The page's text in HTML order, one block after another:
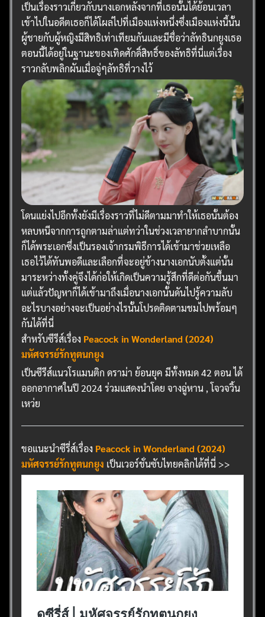
เป็นเรื่องราวเกี่ยวกับนางเอกหลังจากที่เธอนั้นได้ย้อนเวลา
เข้าไปในอดีตเธอก็ได้โผล่ไปที่เมืองแห่งหนึ่งซึ่งเมืองแห่งนี้นั้น
ผู้ชายกับผู้หญิงมีสิทธิเท่าเทียมกันและมีชื่อว่าลัทธินกยูงเธอ
ตอนนี้ได้อยู่ในฐานะของเทิดศักดิ์สิทธิ์ของลัทธิที่นี่แต่เรื่อง
ราวกลับพลิกผันเมื่อจู่ๆลัทธิที่วางไว้
โดนแย่งไปอีกทั้งยังมีเรื่องราวที่ไม่ดีตามมาทำให้เธอนั้นต้อง
หลบหนีจากการถูกตามล่าแต่ทว่าในช่วงเวลายากลำบากนั้น
ก็ได้พระเอกซึ่งเป็นรองเจ้ากรมพิธีการได้เข้ามาช่วยเหลือ
เธอไว้ได้ทันพอดีและเลือกที่จะอยู่ข้างนางเอกนับตั้งแต่นั้น
มาระหว่างทั้งคู่จึงได้ก่อให้เกิดเป็นความรู้สึกที่ดีต่อกันขึ้นมา
แต่แล้วปัญหาก็ได้เข้ามาถึงเมื่อนางเอกนั้นดันไปรู้ความลับ
อะไรบางอย่างจะเป็นอย่างไรนั้นโปรดติดตามชมไปพร้อมๆ
กันได้ที่นี่
สำหรับซีรีส์เรื่อง Peacock in Wonderland (2024)
มหัศจรรย์รักทูตนกยูง
เป็นซีรีส์แนวโรแมนติก ดราม่า ย้อนยุค มีทั้งหมด 42 ตอน ได้
ออกอากาศในปี 2024 ร่วมแสดงนำโดย จางฉู่หาน , โจวจวิ้น
เหว่ย
ขอแนะนำซีรี่ส์เรื่อง Peacock in Wonderland (2024)
มหัศจรรย์รักทูตนกยูง เป็นเวอร์ชั่นซับไทยคลิกได้ที่นี่ >>